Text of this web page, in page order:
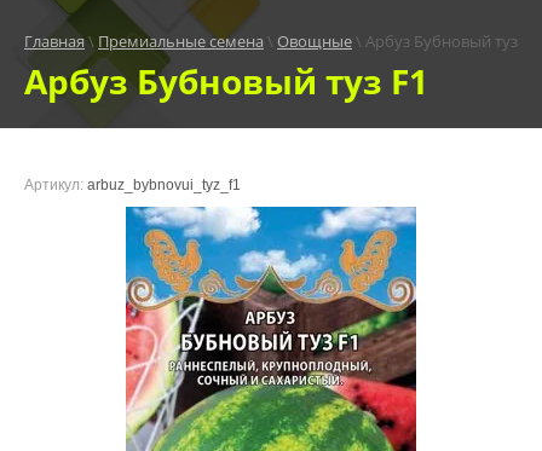
Агровермикулит
Salica от AVAGRO
Премиальные семена
Удобрения "АГРОСПАРК"
Средства защиты
растений
Главная \ Премиальные семена \ Овощные \ Арбуз Бубновый туз F1
Арбуз Бубновый туз F1
Артикул: arbuz_bybnovui_tyz_f1